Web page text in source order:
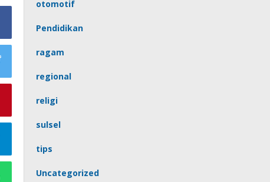
otomotif
Pendidikan
ragam
regional
religi
sulsel
tips
Uncategorized